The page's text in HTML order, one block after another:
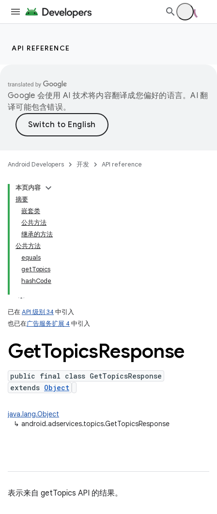
API REFERENCE
Google 会使用 AI 技术将内容翻译成您偏好的语言。AI 翻
译可能包含错误。
Android Developers 开发 API reference
本页内容
摘要
嵌套类
公共方法
继承的方法
公共方法
equals
getTopics
hashCode
已在API 级别 34 中引入
也已在广告服务扩展 4 中引入
GetTopicsResponse
public final class GetTopicsResponse
extends Object
java.lang.Object
↳ android.adservices.topics.GetTopicsResponse
表示来自 getTopics API 的结果。